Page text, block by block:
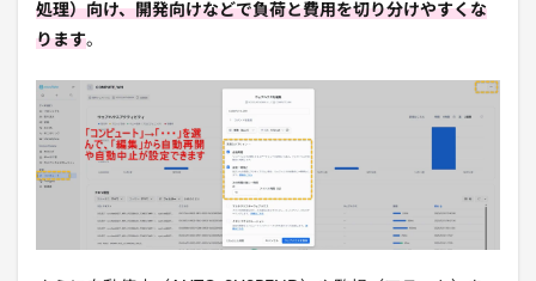
処理）向け、開発向けなどで負荷と費用を切り分けやすくな
ります。